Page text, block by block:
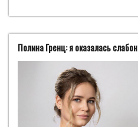
Полина Гренц: я оказалась